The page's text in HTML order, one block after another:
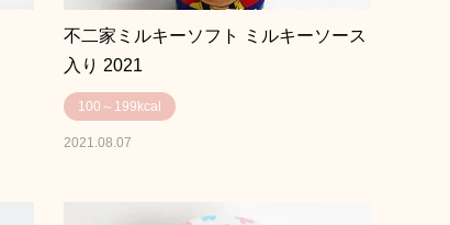
不二家ミルキーソフト ミルキーソース
入り 2021
100～199kcal
2021.08.07